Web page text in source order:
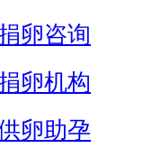
卵咨询
卵机构
卵助孕